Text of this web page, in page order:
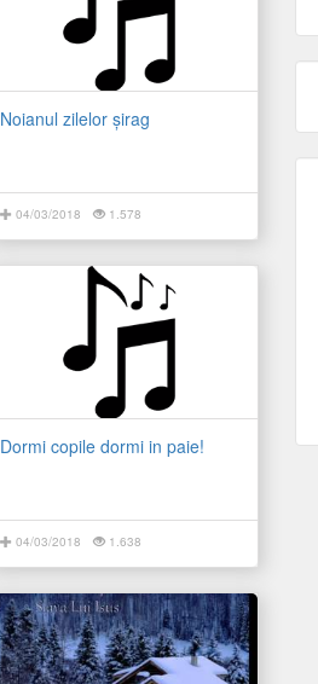
Noianul zilelor şirag
04/03/2018 1.578
Dormi copile dormi in paie!
04/03/2018 1.638